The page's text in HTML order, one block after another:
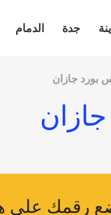
جدة الدمام
بورد جازان
رقمك على